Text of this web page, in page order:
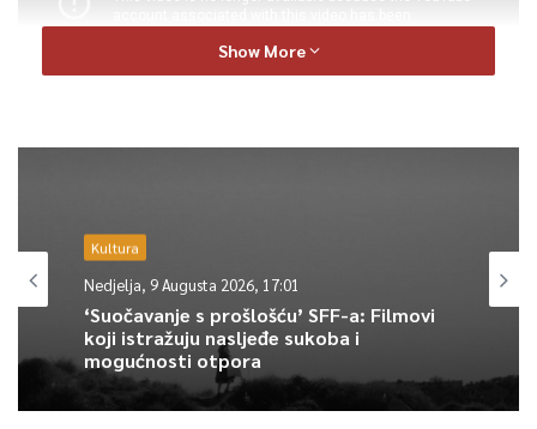
Show More
Kultura
Nedjelja, 9 Augusta 2026, 17:01
‘Suočavanje s prošlošću’ SFF-a: Filmovi
koji istražuju nasljeđe sukoba i
mogućnosti otpora